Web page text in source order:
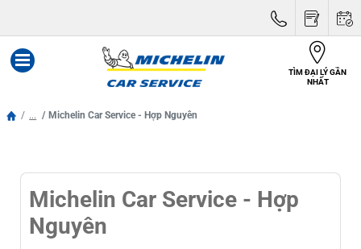
TÌM ĐẠI LÝ GẦN
NHẤT
... Michelin Car Service - Hợp Nguyên
Michelin Car Service - Hợp
Nguyên